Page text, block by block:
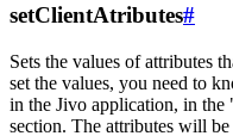
setClientAtributes#
Sets the values ​​of attributes
set the values, you need to
in the Jivo application, in
section. The attributes will